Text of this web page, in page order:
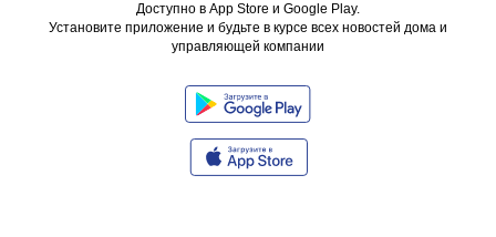
Доступно в App Store и Google Play.
Установите приложение и будьте в курсе всех новостей дома и
управляющей компании